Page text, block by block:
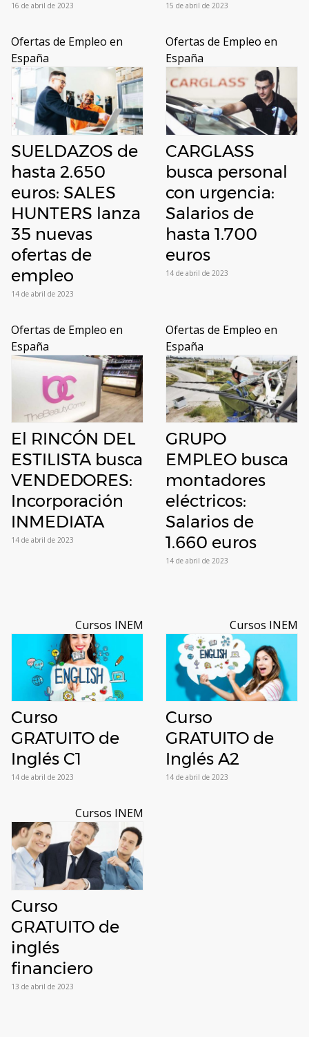
16 de abril de 2023 15 de abril de 2023
Ofertas de Empleo en
España
SUELDAZOS de
hasta 2.650
euros: SALES
HUNTERS lanza
35 nuevas
ofertas de
empleo
14 de abril de 2023
Ofertas de Empleo en
España
CARGLASS
busca personal
con urgencia:
Salarios de
hasta 1.700
euros
14 de abril de 2023
Ofertas de Empleo en
España
El RINCÓN DEL
ESTILISTA busca
VENDEDORES:
Incorporación
INMEDIATA
14 de abril de 2023
Ofertas de Empleo en
España
GRUPO
EMPLEO busca
montadores
eléctricos:
Salarios de
1.660 euros
14 de abril de 2023
Cursos INEM
Curso
GRATUITO de
Inglés C1
14 de abril de 2023
Cursos INEM
Curso
GRATUITO de
Inglés A2
14 de abril de 2023
Cursos INEM
Curso
GRATUITO de
inglés
financiero
13 de abril de 2023